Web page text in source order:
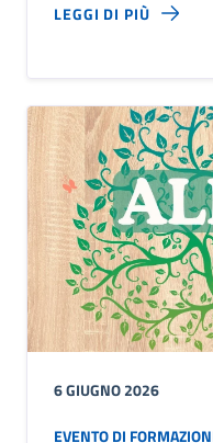
LEGGI DI PIÙ
6 GIUGNO 2026
EVENTO DI